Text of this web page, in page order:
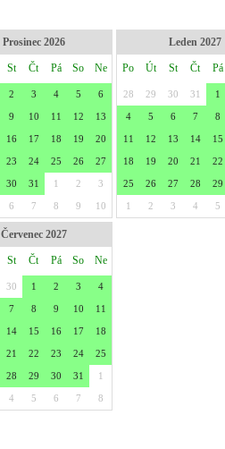
Prosinec 2026
St Čt Pá So Ne
2 3 4 5 6
9 10 11 12 13
16 17 18 19 20
23 24 25 26 27
30 31 1 2 3
6 7 8 9 10
Leden 2027
Po Út St Čt Pá
28 29 30 31 1
4 5 6 7 8
11 12 13 14 15
18 19 20 21 22
25 26 27 28 29
1 2 3 4 5
Červenec 2027
St Čt Pá So Ne
30 1 2 3 4
7 8 9 10 11
14 15 16 17 18
21 22 23 24 25
28 29 30 31 1
4 5 6 7 8